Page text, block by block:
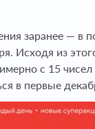
заранее — в
Исходя из
с 15
в первые